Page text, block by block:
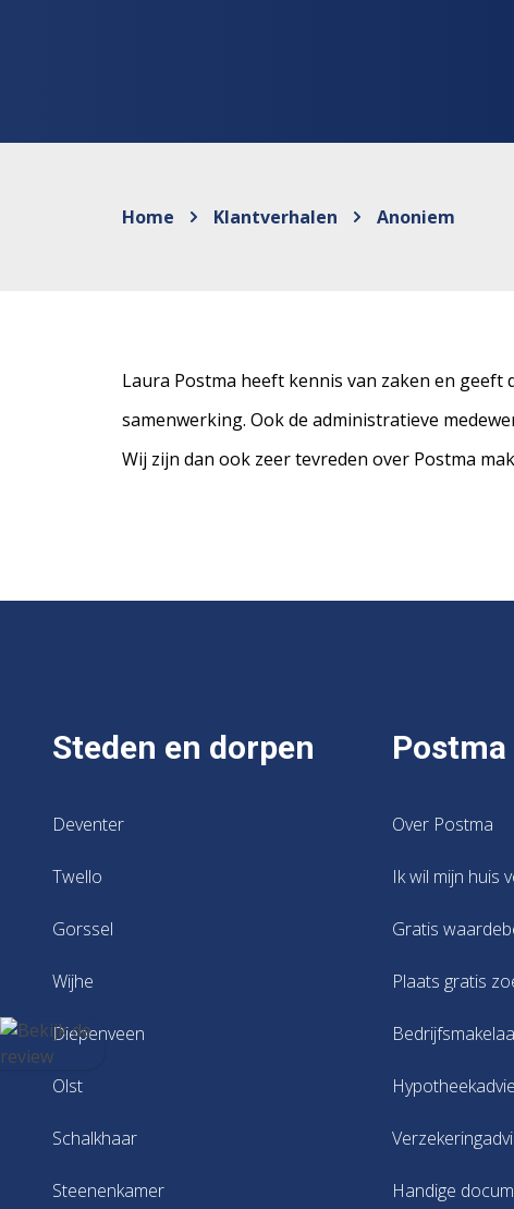
Home Klantverhalen Anoniem
Laura Postma heeft kennis van zaken en
samenwerking. Ook de administratieve
Wij zijn dan ook zeer tevreden over Postma
Steden en dorpen
Deventer
Twello
Gorssel
Wijhe
Diepenveen
Olst
Schalkhaar
Steenenkamer
Over Postma
Ik wil mijn huis
Gratis
Plaats gratis
Handige